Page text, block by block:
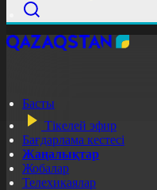
Басты
Тікелей эфир
Бағдарлама кестесі
Жаңалықтар
Жобалар
Телехикаялар